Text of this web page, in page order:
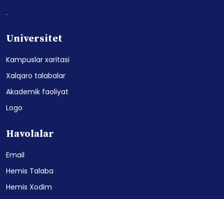
.
Universitet
Kampuslar xaritasi
Xalqaro talabalar
Akademik faoliyat
Logo
Havolalar
Email
Hemis Talaba
Hemis Xodim